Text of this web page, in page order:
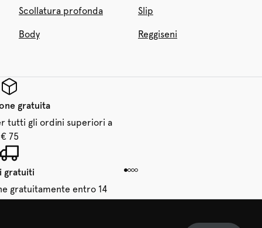
Scollatura profonda Slip
Body Reggiseni
gratuita
tutti gli ordini superiori a
€ 75
gratuiti
gratuitamente entro 14